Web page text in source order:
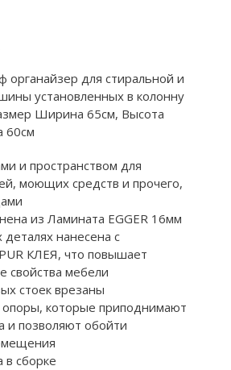
органайзер для стиральной и
установленных в колонну
Ширина 65см, Высота
60см
и пространством для
моющих средств и прочего,
из Ламината EGGER 16мм
деталях нанесена с
КЛЕЯ, что повышает
свойства мебели
стоек врезаны
которые приподнимают
и позволяют обойти
в сборке